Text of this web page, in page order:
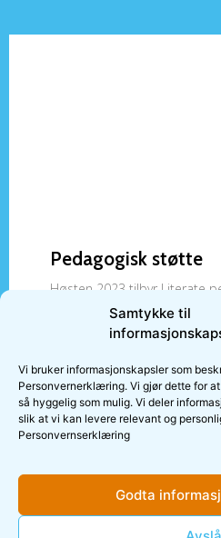
Samtykke til
Vi bruker informasjonskapsler som
Personvernerklæring. Vi gjør dette for
så hyggelig som mulig. Vi deler
slik at vi kan levere relevant og
Personvernserklæring
Godta
Pedagogisk støtte
Høsten 2023 tilbyr Literate
sertifiserte brukere av
Hilde Nøstvik Larsen
spørsmål både på epost og
Zoom.
10/08/2023
Meld deg på